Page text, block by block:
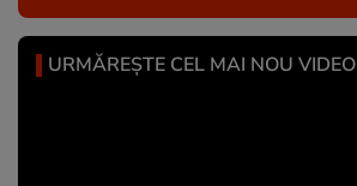
URMĂREȘTE CEL MAI NOU VIDEO